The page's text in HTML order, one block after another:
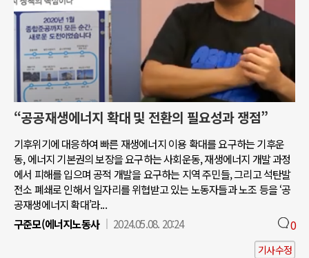
“공공재생에너지 확대 및 전환의 필요성과 쟁점”
기후위기에 대응하여 빠른 재생에너지 이용 확대를 요구하는 기후운
동, 에너지 기본권의 보장을 요구하는 사회운동, 재생에너지 개발 과정
에서 피해를 입으며 공적 개발을 요구하는 지역 주민들, 그리고 석탄발
전소 폐쇄로 인해서 일자리를 위협받고 있는 노동자들과 노조 등을 ‘공
공재생에너지 확대’라...
구준모(에너지노동사
2024.05.08. 20:24 0
기사수정